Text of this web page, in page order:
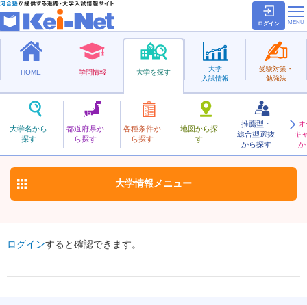
ログイン
HOME 学問情報 大学を探す
大学名から
探す
都道府県か
ら探す
各種条件か
ら探す
地図から探
す
推薦型・
総合型選抜
から探す
キ
か
大学
入試情報
受験対策・
勉強法
私立
こうちけんこうかがく
高知健康科学大学 お気に入り
大学情報 メニュー
ログインすると確認できます。